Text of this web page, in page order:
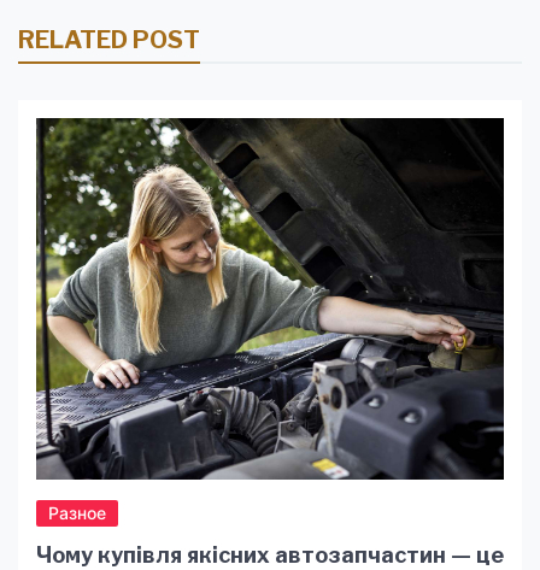
RELATED POST
Разное
Чому купівля якісних автозапчастин — це